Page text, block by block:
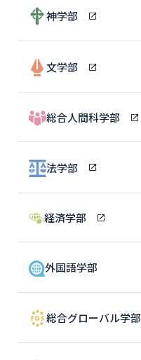
神学部
文学部
総合人間科学部
法学部
経済学部
外国語学部
総合グローバル学部